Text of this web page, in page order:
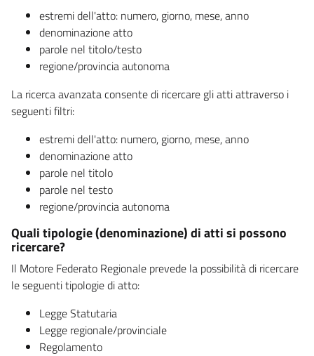
estremi dell'atto: numero, giorno, mese, anno
denominazione atto
parole nel titolo/testo
regione/provincia autonoma
La ricerca avanzata consente di ricercare gli atti attraverso i
seguenti filtri:
estremi dell'atto: numero, giorno, mese, anno
denominazione atto
parole nel titolo
parole nel testo
regione/provincia autonoma
Quali tipologie (denominazione) di atti si possono
ricercare?
Il Motore Federato Regionale prevede la possibilità di ricercare
le seguenti tipologie di atto:
Legge Statutaria
Legge regionale/provinciale
Regolamento